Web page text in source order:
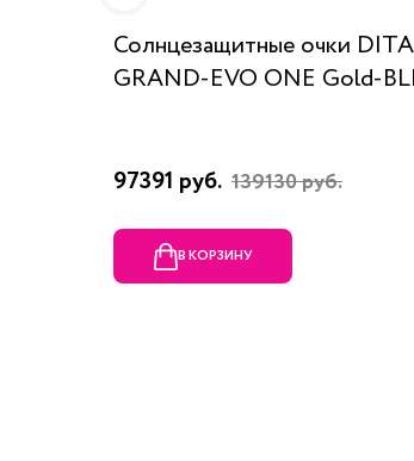
Солнцезащитные очки DITA
GRAND-EVO ONE Gold-
97391 руб. 139130 руб.
В КОРЗИНУ